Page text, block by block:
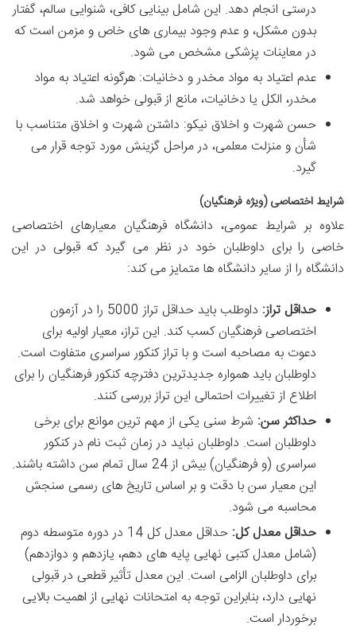
درستی انجام دهد. این شامل بینایی کافی، شنوایی سالم، گفتار
بدون مشکل، و عدم وجود بیماری های خاص و مزمن است که
در معاینات پزشکی مشخص می شود.
عدم اعتیاد به مواد مخدر و دخانیات: هرگونه اعتیاد به مواد
مخدر، الکل یا دخانیات، مانع از قبولی خواهد شد.
حسن شهرت و اخلاق نیکو: داشتن شهرت و اخلاق متناسب با
شأن و منزلت معلمی، در مراحل گزینش مورد توجه قرار می
گیرد.
شرایط اختصاصی (ویژه فرهنگیان)
علاوه بر شرایط عمومی، دانشگاه فرهنگیان معیارهای اختصاصی
خاصی را برای داوطلبان خود در نظر می گیرد که قبولی در این
دانشگاه را از سایر دانشگاه ها متمایز می کند:
حداقل تراز:
داوطلب باید حداقل تراز 5000 را در آزمون
اختصاصی فرهنگیان کسب کند. این تراز، معیار اولیه برای
دعوت به مصاحبه است و با تراز کنکور سراسری متفاوت است.
داوطلبان باید همواره جدیدترین دفترچه کنکور فرهنگیان را برای
اطلاع از تغییرات احتمالی این تراز بررسی کنند.
حداکثر سن: شرط سنی یکی از مهم ترین موانع برای برخی
داوطلبان است. داوطلبان نباید در زمان ثبت نام در کنکور
سراسری (و فرهنگیان) بیش از 24 سال تمام سن داشته باشند.
این معیار سن با دقت و بر اساس تاریخ های رسمی سنجش
محاسبه می شود.
حداقل معدل کل:
حداقل معدل کل 14 در دوره متوسطه دوم
(شامل معدل کتبی نهایی پایه های دهم، یازدهم و دوازدهم)
برای داوطلبان الزامی است. این معدل تأثیر قطعی در قبولی
نهایی دارد، بنابراین توجه به امتحانات نهایی از اهمیت بالایی
برخوردار است.